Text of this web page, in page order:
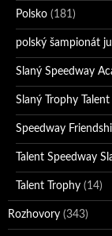
Polsko (181)
polský šampionát
Slaný Speedway
Slaný Trophy
Speedway
Talent Speedway
Talent Trophy (14)
Rozhovory (343)